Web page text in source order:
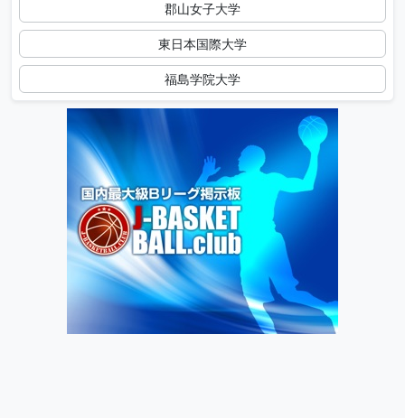
郡山女子大学
東日本国際大学
福島学院大学